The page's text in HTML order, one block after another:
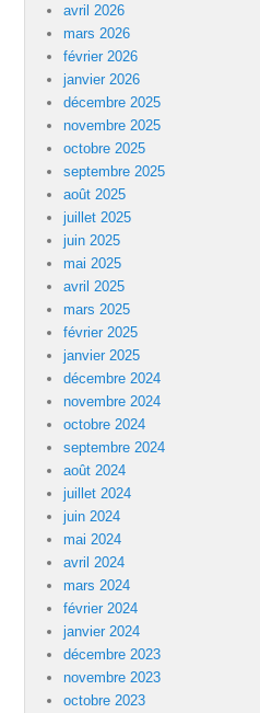
avril 2026
mars 2026
février 2026
janvier 2026
décembre 2025
novembre 2025
octobre 2025
septembre 2025
août 2025
juillet 2025
juin 2025
mai 2025
avril 2025
mars 2025
février 2025
janvier 2025
décembre 2024
novembre 2024
octobre 2024
septembre 2024
août 2024
juillet 2024
juin 2024
mai 2024
avril 2024
mars 2024
février 2024
janvier 2024
décembre 2023
novembre 2023
octobre 2023